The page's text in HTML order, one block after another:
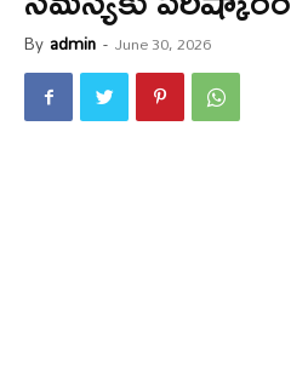
By admin - June 30, 2026